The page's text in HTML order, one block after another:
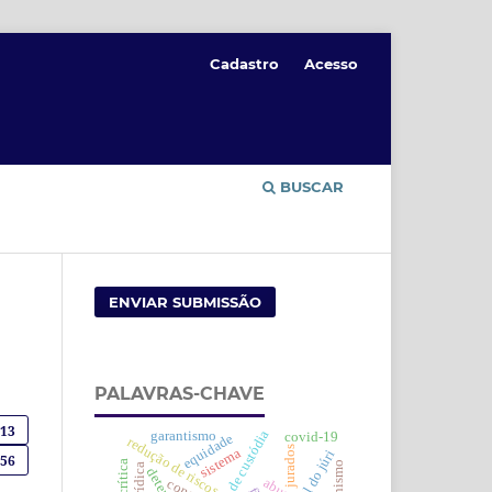
BUSCAR
Cadastro Acesso
56
ENVIAR SUBMISSÃO
PALAVRAS-CHAVE
redução de riscos jurados
equidade
sistema
covid-19
garantismo